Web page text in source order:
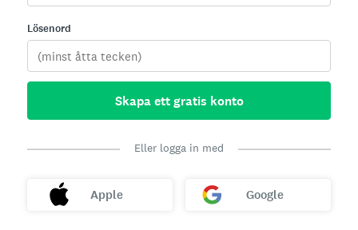
Lösenord
Skapa ett gratis konto
Eller logga in med
Apple Google